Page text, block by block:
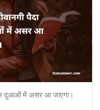
दम दुआओं में असर आ जाएगा।